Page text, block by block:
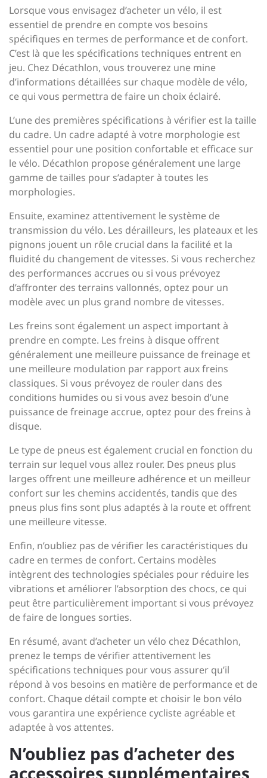
Lorsque vous envisagez d’acheter un vélo, il est
essentiel de prendre en compte vos besoins
spécifiques en termes de performance et de confort.
C’est là que les spécifications techniques entrent en
jeu. Chez Décathlon, vous trouverez une mine
d’informations détaillées sur chaque modèle de vélo,
ce qui vous permettra de faire un choix éclairé.
L’une des premières spécifications à vérifier est la taille
du cadre. Un cadre adapté à votre morphologie est
essentiel pour une position confortable et efficace sur
le vélo. Décathlon propose généralement une large
gamme de tailles pour s’adapter à toutes les
morphologies.
Ensuite, examinez attentivement le système de
transmission du vélo. Les dérailleurs, les plateaux et les
pignons jouent un rôle crucial dans la facilité et la
fluidité du changement de vitesses. Si vous recherchez
des performances accrues ou si vous prévoyez
d’affronter des terrains vallonnés, optez pour un
modèle avec un plus grand nombre de vitesses.
Les freins sont également un aspect important à
prendre en compte. Les freins à disque offrent
généralement une meilleure puissance de freinage et
une meilleure modulation par rapport aux freins
classiques. Si vous prévoyez de rouler dans des
conditions humides ou si vous avez besoin d’une
puissance de freinage accrue, optez pour des freins à
disque.
Le type de pneus est également crucial en fonction du
terrain sur lequel vous allez rouler. Des pneus plus
larges offrent une meilleure adhérence et un meilleur
confort sur les chemins accidentés, tandis que des
pneus plus fins sont plus adaptés à la route et offrent
une meilleure vitesse.
Enfin, n’oubliez pas de vérifier les caractéristiques du
cadre en termes de confort. Certains modèles
intègrent des technologies spéciales pour réduire les
vibrations et améliorer l’absorption des chocs, ce qui
peut être particulièrement important si vous prévoyez
de faire de longues sorties.
En résumé, avant d’acheter un vélo chez Décathlon,
prenez le temps de vérifier attentivement les
spécifications techniques pour vous assurer qu’il
répond à vos besoins en matière de performance et de
confort. Chaque détail compte et choisir le bon vélo
vous garantira une expérience cycliste agréable et
adaptée à vos attentes.
N’oubliez pas d’acheter des
accessoires supplémentaires